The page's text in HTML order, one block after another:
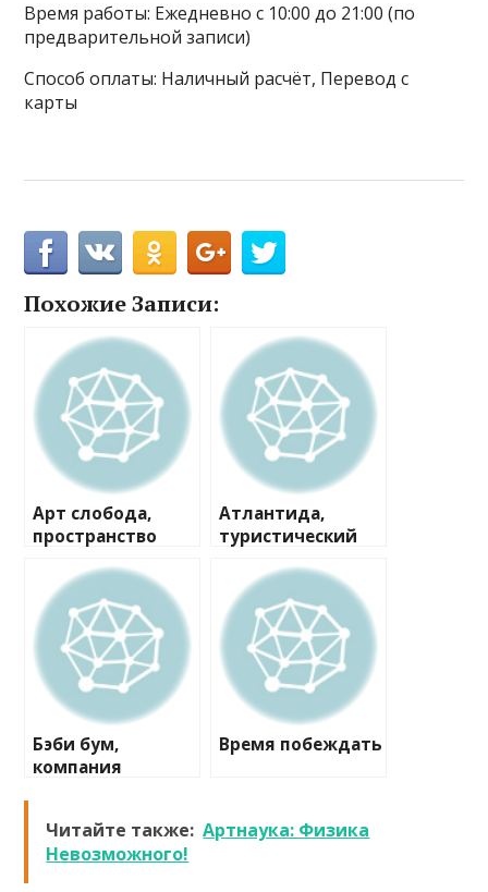
Время работы: Ежедневно с 10:00 до 21:00 (по
предварительной записи)
Способ оплаты: Наличный расчёт, Перевод с
карты
Похожие Записи:
Арт слобода,
пространство
Атлантида,
туристический
Бэби бум,
компания
Время побеждать
Читайте также: Артнаука: Физика
Невозможного!